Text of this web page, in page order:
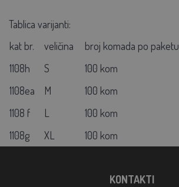
Tablica varijanti:
kat br.
veličina
broj komada po paketu
1108h
S
100 kom
1108ea
M
100 kom
1108 f
L
100 kom
1108g
XL 100 kom
KONTAKTI